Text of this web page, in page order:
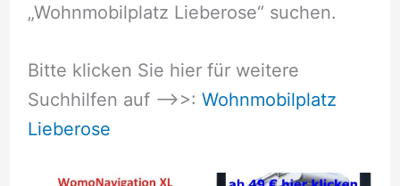
„Wohnmobilplatz Lieberose“ suchen.
Bitte klicken Sie hier für weitere
Suchhilfen auf –>>: Wohnmobilplatz
Lieberose